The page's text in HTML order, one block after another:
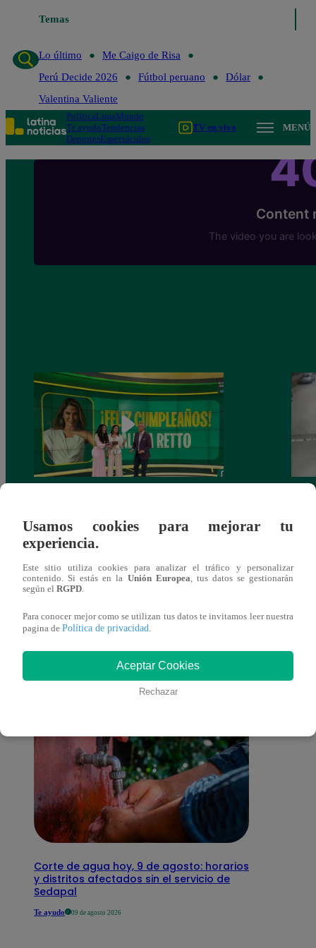
Temas
Lo último
Me Caigo de Risa
Perú Decide 2026
Fútbol peruano
Dólar
Valentina Valiente
PolíticaLimaMundo
Te ayudoTendencias
DeportesEspectáculos
TV en vivo MENÚ
emotiva sorpresa en vivo y conmueve con
mensaje personal
También te puede
interesar
Corte de agua hoy, 9 de agosto: horarios
y distritos afectados sin el servicio de
Sedapal
Te ayudo 09 de agosto 2026
Usamos cookies para mejorar tu
experiencia.
Este sitio utiliza cookies para analizar el tráfico y personalizar
contenido. Si estás en la Unión Europea, tus datos se gestionarán
según el RGPD.
Para conocer mejor como se utilizan tus datos te invitamos leer nuestra
pagina de Política de privacidad.
Aceptar Cookies
Rechazar